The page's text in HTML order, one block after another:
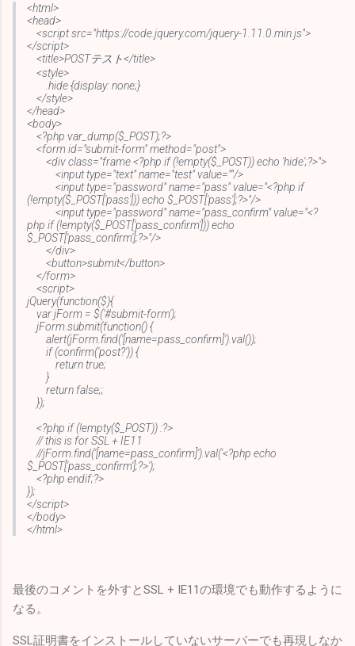
<html>
<head>
<script src="https://code.jquery.com/jquery-1.11.0.min.js">
</script>
<title>POSTテスト</title>
<style>
.hide {display: none;}
</style>
</head>
<body>
<?php var_dump($_POST);?>
<form id="submit-form" method="post">
<div class="frame <?php if (!empty($_POST)) echo 'hide';?>">
<input type="text" name="test" value=""/>
<input type="password" name="pass" value="<?php if
(!empty($_POST['pass'])) echo $_POST['pass'];?>"/>
<input type="password" name="pass_confirm" value="<?
php if (!empty($_POST['pass_confirm'])) echo
$_POST['pass_confirm'];?>"/>
</div>
<button>submit</button>
</form>
<script>
jQuery(function($){
var jForm = $('#submit-form');
jForm.submit(function() {
alert(jForm.find('[name=pass_confirm]').val());
if (confirm('post?')) {
return true;
}
return false;;
});
<?php if (!empty($_POST)) :?>
// this is for SSL + IE11
//jForm.find('[name=pass_confirm]').val('<?php echo
$_POST['pass_confirm'];?>');
<?php endif;?>
});
</script>
</body>
</html>
最後のコメントを外すとSSL + IE11の環境でも動作するように
なる。
SSL証明書をインストールしていないサーバーでも再現しなか